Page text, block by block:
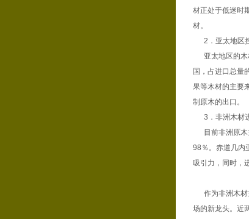
材正处于低迷时
材。
2．亚太地区
亚太地区的木
国，占进口总量
果等木材的主要
制原木的出口。
3．非洲木材
目前非洲原木
98％。赤道几内
吸引力，同时，
作为非洲木材
场的新龙头。近